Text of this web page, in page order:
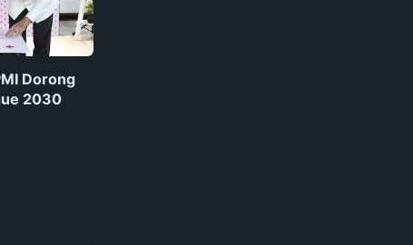
Dorong
2030